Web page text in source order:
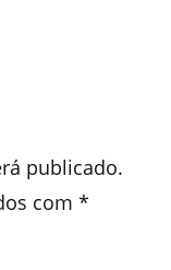
publicado.
com *